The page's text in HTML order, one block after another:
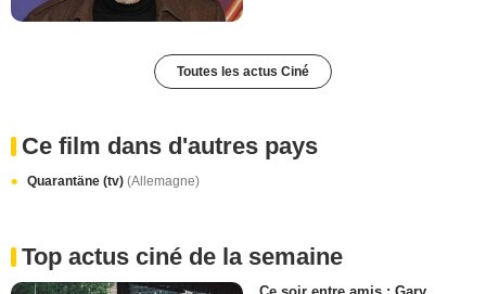
Toutes les actus Ciné
Ce film dans d'autres pays
Quarantäne (tv) (Allemagne)
Top actus ciné de la semaine